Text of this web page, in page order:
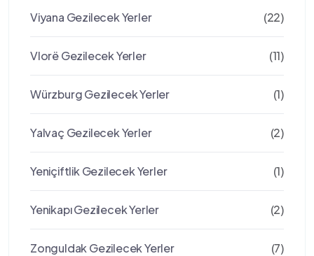
Viyana Gezilecek Yerler (22)
Vlorë Gezilecek Yerler (11)
Würzburg Gezilecek Yerler (1)
Yalvaç Gezilecek Yerler (2)
Yeniçiftlik Gezilecek Yerler (1)
Yenikapı Gezilecek Yerler (2)
Zonguldak Gezilecek Yerler (7)